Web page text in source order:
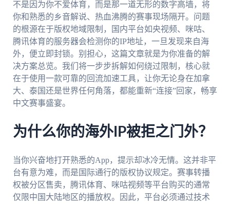
不是因为你不爱体育，而是那一道无形的数字高墙，将
你和熟悉的乡音解说、热血沸腾的赛事现场隔开。问题
的根源在于版权地域限制，国内平台如央视频、咪咕、
腾讯体育的服务器会检测你的IP地址，一旦发现来自海
外，便立即封锁。别担心，这篇文章就是为你准备的解
决方案总览。我们将一步步拆解如何绕过限制，核心就
在于使用一款可靠的回流加速工具，让你无论身在加拿
大、泰国还是世界任何角落，都能重新“连接”回家，畅享
中文赛事盛宴。
为什么你的海外IP被拒之门外？
当你兴奋地打开熟悉的App，提示却冰冷无情。这并非平
台有意为难，而是国际通行的版权协议规定。赛事转播
权被分区售卖，腾讯体育、咪咕视频等平台购买的通常
仅限中国大陆地区的播放权。因此，平台必须通过技术